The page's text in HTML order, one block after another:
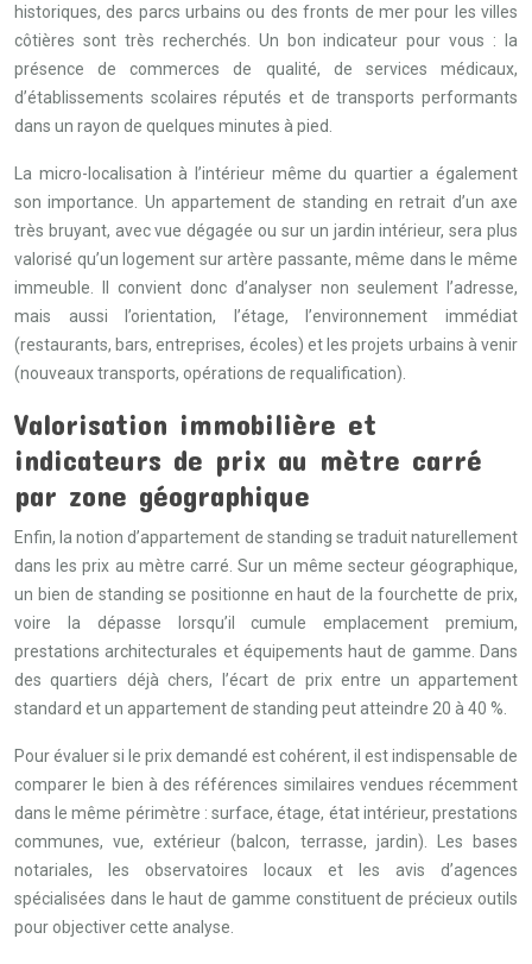
historiques, des parcs urbains ou des fronts de mer pour les villes
côtières sont très recherchés. Un bon indicateur pour vous : la
présence de commerces de qualité, de services médicaux,
d’établissements scolaires réputés et de transports performants
dans un rayon de quelques minutes à pied.
La micro-localisation à l’intérieur même du quartier a également
son importance. Un appartement de standing en retrait d’un axe
très bruyant, avec vue dégagée ou sur un jardin intérieur, sera plus
valorisé qu’un logement sur artère passante, même dans le même
immeuble. Il convient donc d’analyser non seulement l’adresse,
mais aussi l’orientation, l’étage, l’environnement immédiat
(restaurants, bars, entreprises, écoles) et les projets urbains à venir
(nouveaux transports, opérations de requalification).
Valorisation immobilière et
indicateurs de prix au mètre carré
par zone géographique
Enfin, la notion d’appartement de standing se traduit naturellement
dans les prix au mètre carré. Sur un même secteur géographique,
un bien de standing se positionne en haut de la fourchette de prix,
voire la dépasse lorsqu’il cumule emplacement premium,
prestations architecturales et équipements haut de gamme. Dans
des quartiers déjà chers, l’écart de prix entre un appartement
standard et un appartement de standing peut atteindre 20 à 40 %.
Pour évaluer si le prix demandé est cohérent, il est indispensable de
comparer le bien à des références similaires vendues récemment
dans le même périmètre : surface, étage, état intérieur, prestations
communes, vue, extérieur (balcon, terrasse, jardin). Les bases
notariales, les observatoires locaux et les avis d’agences
spécialisées dans le haut de gamme constituent de précieux outils
pour objectiver cette analyse.